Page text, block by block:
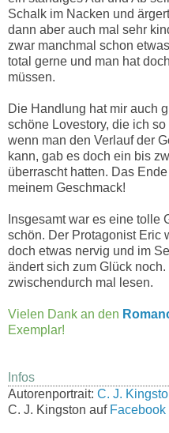
Schalk im Nacken und
dann aber auch mal sehr
zwar manchmal schon
total gerne und man hat
müssen.
Die Handlung hat mir auch
schöne Lovestory, die ich
wenn man den Verlauf der
kann, gab es doch ein bis
überrascht hatten. Das
meinem Geschmack!
Insgesamt war es eine tolle
schön. Der Protagonist Eric
doch etwas nervig und im
ändert sich zum Glück
zwischendurch mal lesen.
Vielen Dank an den
Exemplar!
Infos
Autorenportrait: C. J.
C. J. Kingston auf Facebook